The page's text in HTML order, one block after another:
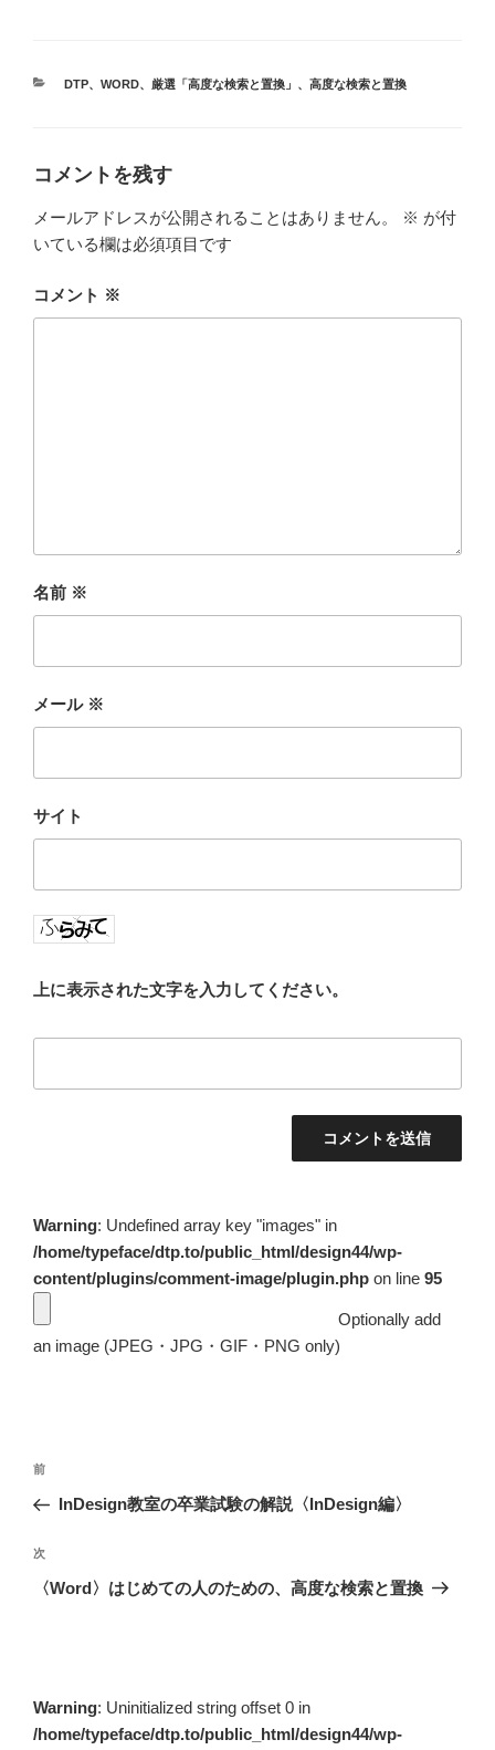
カ
DTP、 WORD、 厳選「高度な検索と置換」 、 高度な検索と置換
コメントを残す
メールアドレスが公開されることはありません。 ※ が付
いている欄は必須項目です
コメント ※
名前 ※
メール ※
サイト
上に表示された文字を入力してください。
Warning: Undefined array key "images" in
/home/typeface/dtp.to/public_html/design44/wp-
content/plugins/comment-image/plugin.php on line 95
Optionally add
an image (JPEG・JPG・GIF・PNG only)
投
ナ
ビ
ゲ
ン
前
の
稿
前
InDesign教室の卒業試験の解説〈InDesign編〉
次
の
次
〈Word〉はじめての人のための、高度な検索と置換
Warning: Uninitialized string offset 0 in
/home/typeface/dtp.to/public_html/design44/wp-